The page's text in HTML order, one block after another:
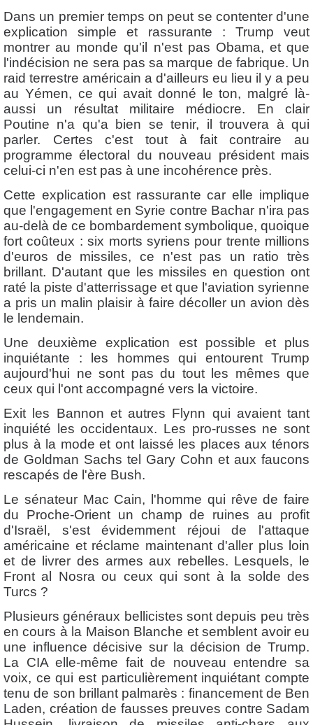
Dans un premier temps on peut se contenter d'une
explication simple et rassurante : Trump veut
montrer au monde qu'il n'est pas Obama, et que
l'indécision ne sera pas sa marque de fabrique. Un
raid terrestre américain a d'ailleurs eu lieu il y a peu
au Yémen, ce qui avait donné le ton, malgré là-
aussi un résultat militaire médiocre. En clair
Poutine n'a qu'a bien se tenir, il trouvera à qui
parler. Certes c'est tout à fait contraire au
programme électoral du nouveau président mais
celui-ci n'en est pas à une incohérence près.
Cette explication est rassurante car elle implique
que l'engagement en Syrie contre Bachar n'ira pas
au-delà de ce bombardement symbolique, quoique
fort coûteux : six morts syriens pour trente millions
d'euros de missiles, ce n'est pas un ratio très
brillant. D'autant que les missiles en question ont
raté la piste d'atterrissage et que l'aviation syrienne
a pris un malin plaisir à faire décoller un avion dès
le lendemain.
Une deuxième explication est possible et plus
inquiétante : les hommes qui entourent Trump
aujourd'hui ne sont pas du tout les mêmes que
ceux qui l'ont accompagné vers la victoire.
Exit les Bannon et autres Flynn qui avaient tant
inquiété les occidentaux. Les pro-russes ne sont
plus à la mode et ont laissé les places aux ténors
de Goldman Sachs tel Gary Cohn et aux faucons
rescapés de l'ère Bush.
Le sénateur Mac Cain, l'homme qui rêve de faire
du Proche-Orient un champ de ruines au profit
d'Israël, s'est évidemment réjoui de l'attaque
américaine et réclame maintenant d'aller plus loin
et de livrer des armes aux rebelles. Lesquels, le
Front al Nosra ou ceux qui sont à la solde des
Turcs ?
Plusieurs généraux bellicistes sont depuis peu très
en cours à la Maison Blanche et semblent avoir eu
une influence décisive sur la décision de Trump.
La CIA elle-même fait de nouveau entendre sa
voix, ce qui est particulièrement inquiétant compte
tenu de son brillant palmarès : financement de Ben
Laden, création de fausses preuves contre Sadam